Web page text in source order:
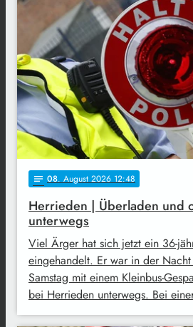
notes 08. August 2026 12:48
Herrieden | Überladen und
unterwegs
Viel Ärger hat sich jetzt ein 36-
eingehandelt. Er war in der
Samstag mit einem Kleinbus-
bei Herrieden unterwegs. Bei